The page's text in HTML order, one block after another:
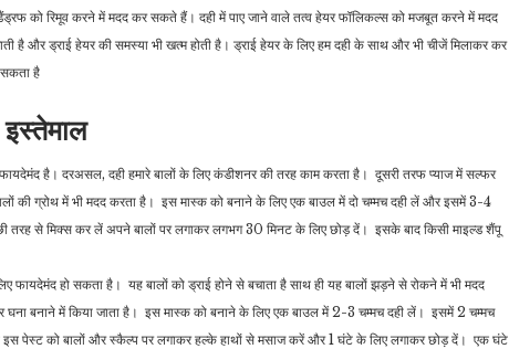
को रिमूव करने में मदद कर सकते हैं। दही में पाए जाने वाले तत्व हेयर फॉलिकल्स को मजबूत करने में मदद
है और ड्राई हेयर की समस्या भी खत्म होती है। ड्राई हेयर के लिए हम दही के साथ और भी चीजें मिलाकर कर
है
फायदेमंद है। दरअसल, दही हमारे बालों के लिए कंडीशनर की तरह काम करता है। दूसरी तरफ प्याज में सल्फर
की ग्रोथ में भी मदद करता है। इस मास्क को बनाने के लिए एक बाउल में दो चम्मच दही लें और इसमें 3-4
तरह से मिक्स कर लें अपने बालों पर लगाकर लगभग 30 मिनट के लिए छोड़ दें। इसके बाद किसी माइल्ड शैंपू
फायदेमंद हो सकता है। यह बालों को ड्राई होने से बचाता है साथ ही यह बालों झड़ने से रोकने में भी मदद
बनाने में किया जाता है। इस मास्क को बनाने के लिए एक बाउल में 2-3 चम्मच दही लें। इसमें 2 चम्मच
पेस्ट को बालों और स्कैल्प पर लगाकर हल्के हाथों से मसाज करें और 1 घंटे के लिए लगाकर छोड़ दें। एक घंटे